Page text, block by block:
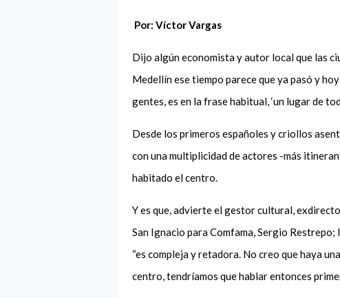
Por: Víctor Vargas
Dijo algún economista y autor localque las
Medellín ese tiempo parece que ya pasó y
gentes,es en la frase habitual,‘un lugar de
Desde los primeros españoles y criollos
con una multiplicidad de actores -más
habitado el centro.
Y es que,advierteel gestor cultural,
San Ignacio para Comfama,Sergio Restrepo;
“es compleja y retadora. No creo que haya una
centro,tendríamos que hablar entonces